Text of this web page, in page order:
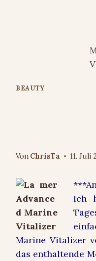
BEAUTY
Von ChrisTa 11. Juli
Ich
Marine Vitalizer
das enthaltende